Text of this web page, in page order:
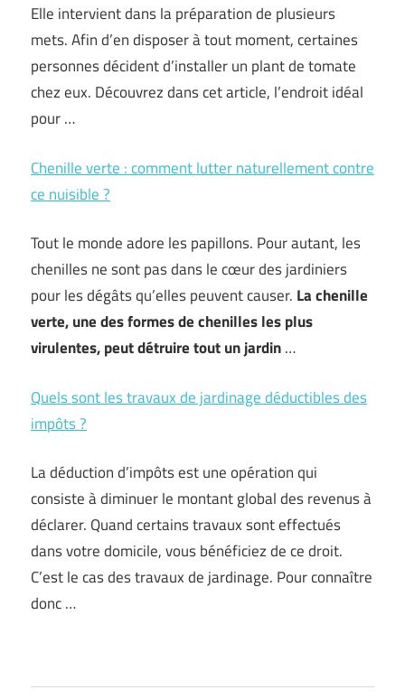
Elle intervient dans la préparation de plusieurs
mets. Afin d’en disposer à tout moment, certaines
personnes décident d’installer un plant de tomate
chez eux. Découvrez dans cet article, l’endroit idéal
pour …
Chenille verte : comment lutter naturellement contre
ce nuisible ?
Tout le monde adore les papillons. Pour autant, les
chenilles ne sont pas dans le cœur des jardiniers
pour les dégâts qu’elles peuvent causer. La chenille
verte, une des formes de chenilles les plus
virulentes, peut détruire tout un jardin…
Quels sont les travaux de jardinage déductibles des
impôts ?
La déduction d’impôts est une opération qui
consiste à diminuer le montant global des revenus à
déclarer. Quand certains travaux sont effectués
dans votre domicile, vous bénéficiez de ce droit.
C’est le cas des travaux de jardinage. Pour connaître
donc …